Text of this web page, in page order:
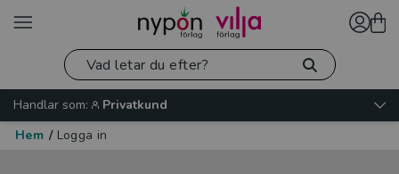
Handlar som:
Privatkund
Hem / Logga in